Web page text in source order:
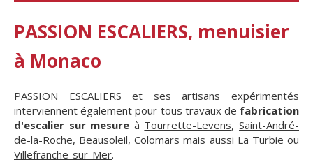
PASSION ESCALIERS, menuisier
à Monaco
PASSION ESCALIERS et ses artisans expérimentés
interviennent également pour tous travaux de fabrication
d'escalier sur mesure à Tourrette-Levens,Saint-André-
de-la-Roche, Beausoleil,Colomars mais aussi La Turbie ou
Villefranche-sur-Mer.